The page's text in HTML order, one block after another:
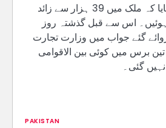
محمد اورنگزیب نے بتایا کہ ملک میں 39 ہزار سے زائد
اس سے قبل گذشتہ روز
گئے جواب میں وزارت تجارت
تین برس میں کوئی بین الاقوامی
گئی۔
PAKISTAN